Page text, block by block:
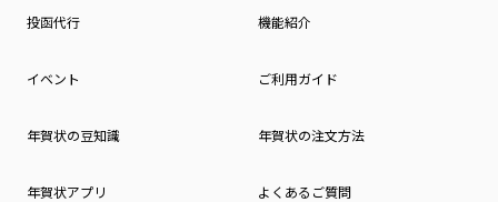
投函代行 機能紹介
イベント ご利用ガイド
年賀状の豆知識 年賀状の注文方法
年賀状アプリ よくあるご質問